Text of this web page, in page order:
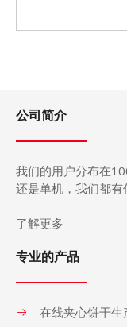
公司简介
我们的用户分布在
还是单机，我们都有
了解更多
专业的产品
在线夹心饼干生